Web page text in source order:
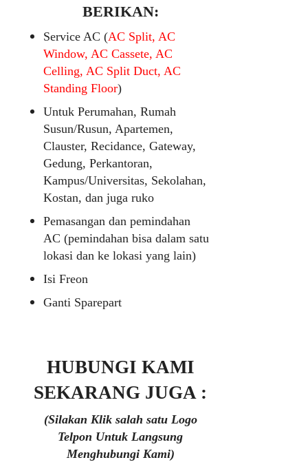
BERIKAN:
Service AC (AC Split, AC
Window, AC Cassete, AC
Celling, AC Split Duct, AC
Standing Floor)
Untuk Perumahan, Rumah
Susun/Rusun, Apartemen,
Clauster, Recidance, Gateway,
Gedung, Perkantoran,
Kampus/Universitas, Sekolahan,
Kostan, dan juga ruko
Pemasangan dan pemindahan
AC (pemindahan bisa dalam satu
lokasi dan ke lokasi yang lain)
Isi Freon
Ganti Sparepart
HUBUNGI KAMI
SEKARANG JUGA :
(Silakan Klik salah satu Logo
Telpon Untuk Langsung
Menghubungi Kami)